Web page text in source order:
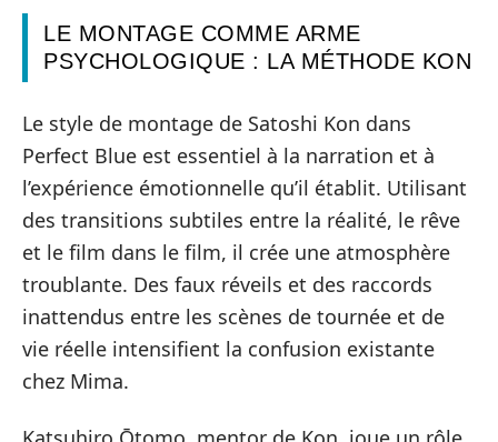
LE MONTAGE COMME ARME
PSYCHOLOGIQUE : LA MÉTHODE KON
Le style de montage de Satoshi Kon dans
Perfect Blue est essentiel à la narration et à
l’expérience émotionnelle qu’il établit. Utilisant
des transitions subtiles entre la réalité, le rêve
et le film dans le film, il crée une atmosphère
troublante. Des faux réveils et des raccords
inattendus entre les scènes de tournée et de
vie réelle intensifient la confusion existante
chez Mima.